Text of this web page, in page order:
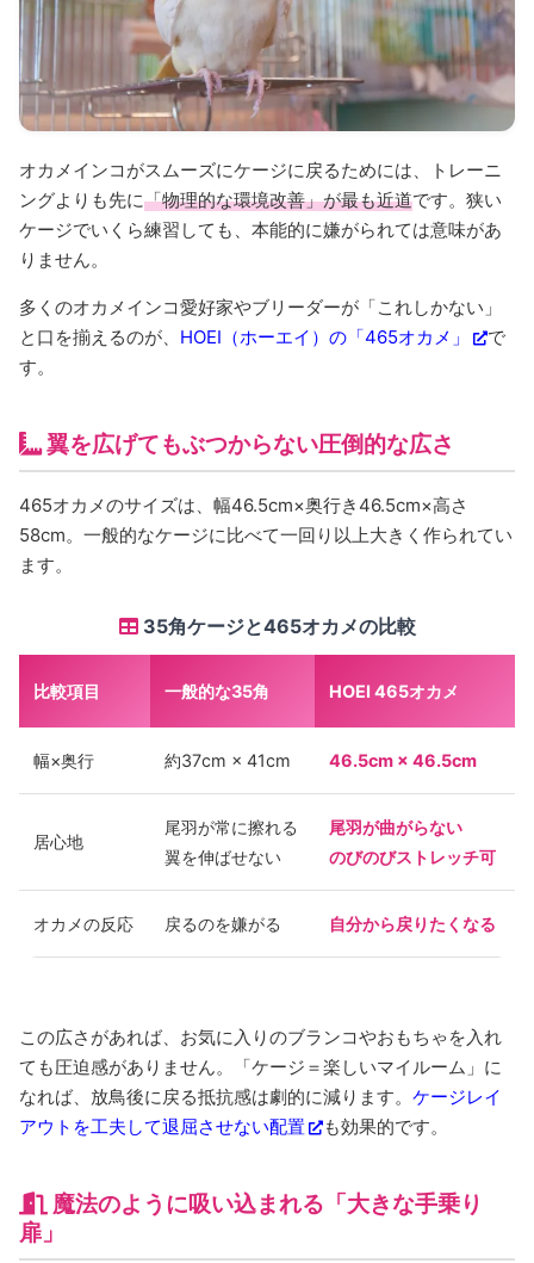
オカメインコがスムーズにケージに戻るためには、トレーニ
ングよりも先に「物理的な環境改善」が最も近道です。狭い
ケージでいくら練習しても、本能的に嫌がられては意味があ
りません。
多くのオカメインコ愛好家やブリーダーが「これしかない」
と口を揃えるのが、 HOEI（ホーエイ）の「465オカメ」
で
す。
翼を広げてもぶつからない圧倒的な広さ
465オカメのサイズは、幅46.5cm×奥行き46.5cm×高さ
58cm。一般的なケージに比べて一回り以上大きく作られてい
ます。
35角ケージと465オカメの比較
比較項目 一般的な35角 HOEI 465オカメ
幅×奥行 約37cm × 41cm 46.5cm × 46.5cm
居心地
尾羽が常に擦れる
翼を伸ばせない
尾羽が曲がらない
のびのびストレッチ可
オカメの反応 戻るのを嫌がる 自分から戻りたくなる
この広さがあれば、お気に入りのブランコやおもちゃを入れ
ても圧迫感がありません。「ケージ＝楽しいマイルーム」に
なれば、放鳥後に戻る抵抗感は劇的に減ります。 ケージレイ
アウトを工夫して退屈させない配置
も効果的です。
魔法のように吸い込まれる「大きな手乗り
扉」